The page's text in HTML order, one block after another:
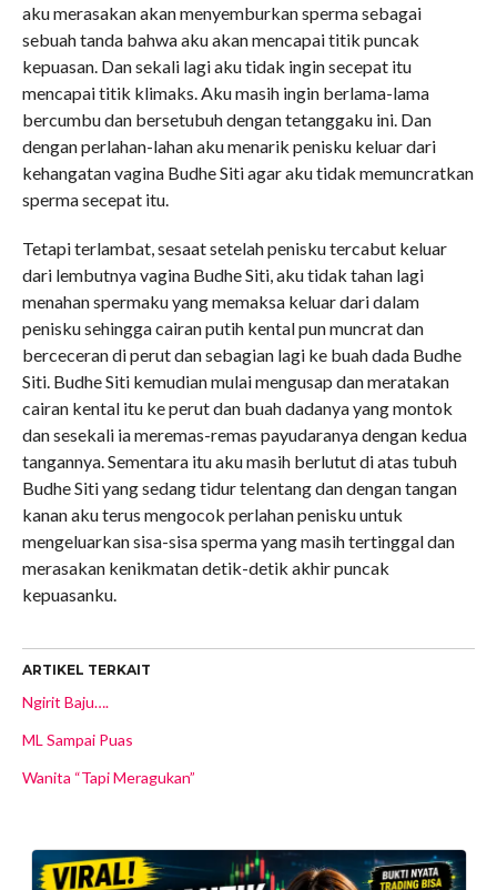
aku merasakan akan menyemburkan sperma sebagai
sebuah tanda bahwa aku akan mencapai titik puncak
kepuasan. Dan sekali lagi aku tidak ingin secepat itu
mencapai titik klimaks. Aku masih ingin berlama-lama
bercumbu dan bersetubuh dengan tetanggaku ini. Dan
dengan perlahan-lahan aku menarik penisku keluar dari
kehangatan vagina Budhe Siti agar aku tidak memuncratkan
sperma secepat itu.
Tetapi terlambat, sesaat setelah penisku tercabut keluar
dari lembutnya vagina Budhe Siti, aku tidak tahan lagi
menahan spermaku yang memaksa keluar dari dalam
penisku sehingga cairan putih kental pun muncrat dan
berceceran di perut dan sebagian lagi ke buah dada Budhe
Siti. Budhe Siti kemudian mulai mengusap dan meratakan
cairan kental itu ke perut dan buah dadanya yang montok
dan sesekali ia meremas-remas payudaranya dengan kedua
tangannya. Sementara itu aku masih berlutut di atas tubuh
Budhe Siti yang sedang tidur telentang dan dengan tangan
kanan aku terus mengocok perlahan penisku untuk
mengeluarkan sisa-sisa sperma yang masih tertinggal dan
merasakan kenikmatan detik-detik akhir puncak
kepuasanku.
ARTIKEL TERKAIT
Ngirit Baju….
ML Sampai Puas
Wanita “Tapi Meragukan”